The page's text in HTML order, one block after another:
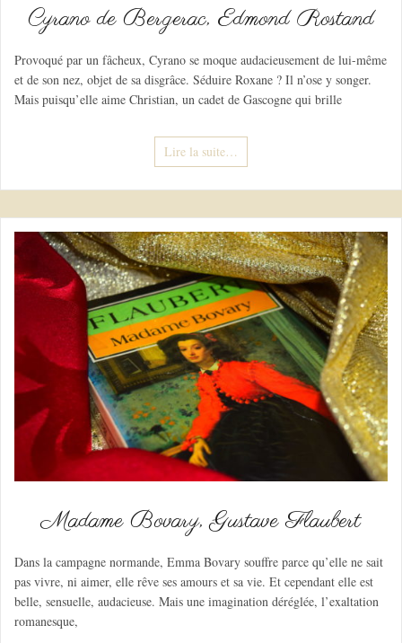
Cyrano de Bergerac, Edmond Rostand
Provoqué par un fâcheux, Cyrano se moque audacieusement de lui-même
et de son nez, objet de sa disgrâce. Séduire Roxane ? Il n’ose y songer.
Mais puisqu’elle aime Christian, un cadet de Gascogne qui brille
Lire la suite…
Madame Bovary, Gustave Flaubert
Dans la campagne normande, Emma Bovary souffre parce qu’elle ne sait
pas vivre, ni aimer, elle rêve ses amours et sa vie. Et cependant elle est
belle, sensuelle, audacieuse. Mais une imagination déréglée, l’exaltation
romanesque,